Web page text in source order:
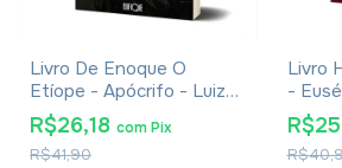
Livro De Enoque O
Etíope - Apócrifo - Luiz
Alexandre Solano Rossi
R$41,90
R$26,18 comPix
Livro
-